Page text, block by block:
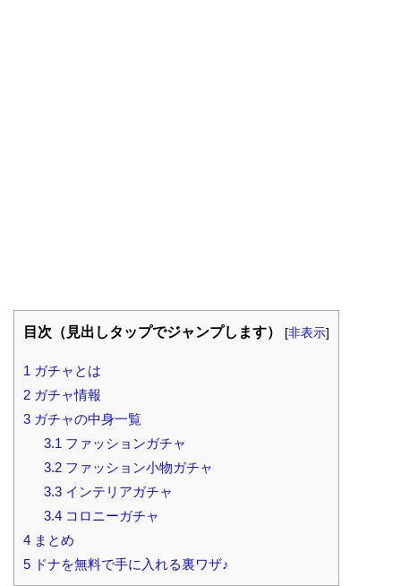
目次（見出しタップでジャンプします） [非表示]
1 ガチャとは
2 ガチャ情報
3 ガチャの中身一覧
3.1 ファッションガチャ
3.2ファッション小物ガチャ
3.3インテリアガチャ
3.4コロニーガチャ
4 まとめ
5 ドナを無料で手に入れる裏ワザ♪